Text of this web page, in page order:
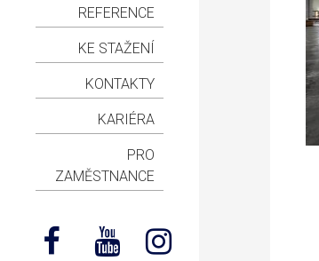
REFERENCE
KE STAŽENÍ
KONTAKTY
KARIÉRA
PRO
ZAMĚSTNANCE